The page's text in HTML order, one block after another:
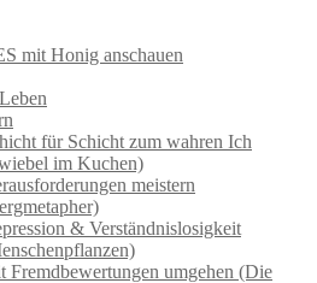
mit Honig anschauen
für Schicht zum wahren Ich
im Kuchen)
meistern
& Verständnislosigkeit
Fremdbewertungen umgehen (Die